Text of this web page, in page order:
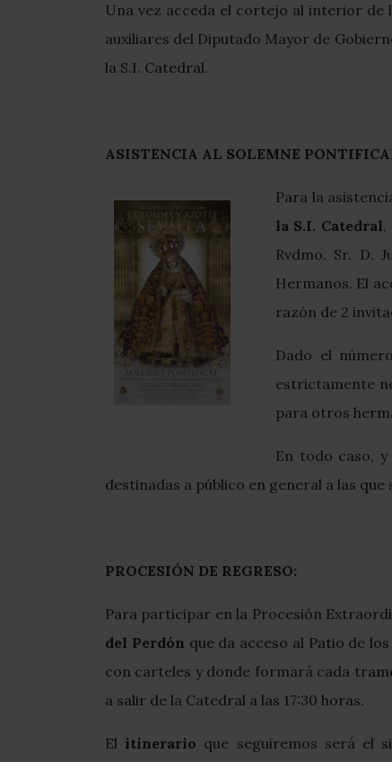
Una vez acceda el cortejo al interior de
auxiliares del Diputado Mayor de
la S.I. Catedral.
ASISTENCIA AL SOLEMNE
Para la
la S.I. Catedral,
Rvdmo. Sr. D.
Hermanos. El
razón de 2
Dado el
estrictamente
para otros
En todo caso,
destinadas a público en general a las
PROCESIÓN DE REGRESO:
Para participar en la Procesión
del Perdón que da acceso al Patio de
con carteles y donde formará cada
a salir de la Catedral a las 17:30 horas.
El itinerario que seguiremos será el